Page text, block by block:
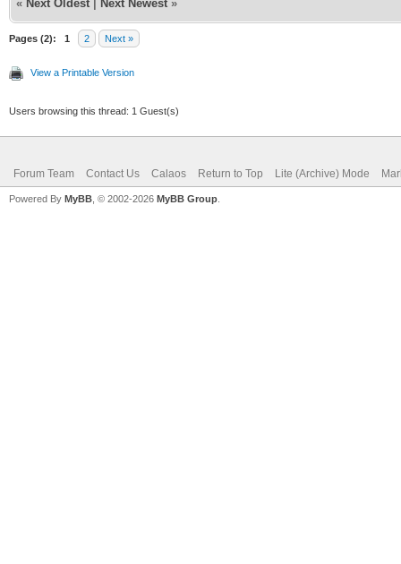
« Next Oldest Next Newest »
Pages (2): 1 2 Next »
View a Printable Version
Users browsing this thread: 1 Guest(s)
Forum Team Contact Us Calaos Return to Top Lite (Archive) Mode
Powered By MyBB , © 2002-2026 MyBB Group